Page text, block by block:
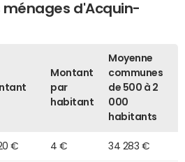
ménages d'Acquin-
Montant
par
habitant
Moyenne
communes
de 500 à 2
000
habitants
€ 4 € 34 283 €